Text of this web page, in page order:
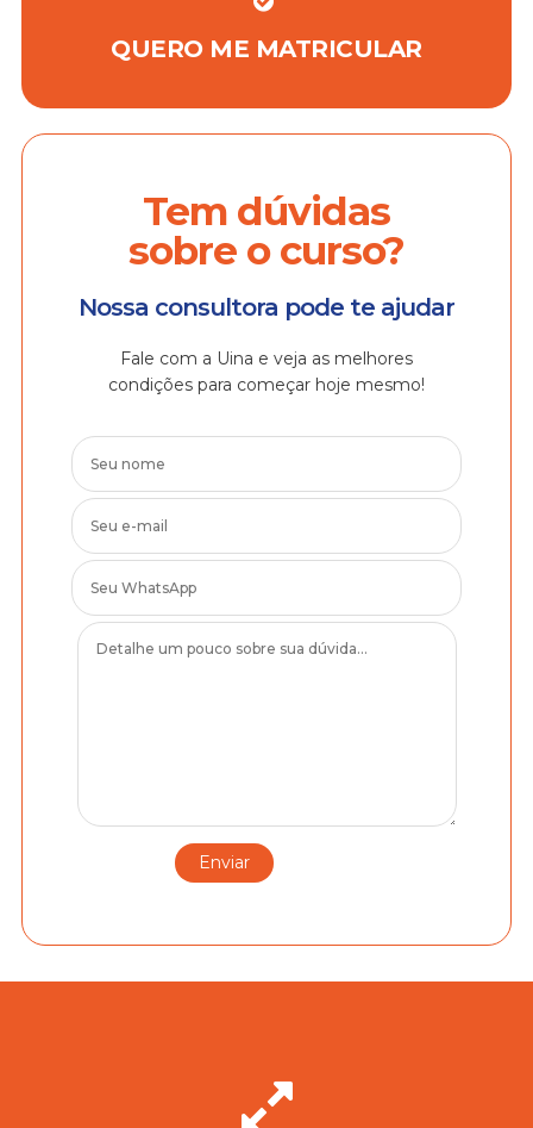
QUERO ME MATRICULAR
Tem dúvidas
sobre o curso?
Nossa consultora pode te ajudar
Fale com a Uina e veja as melhores
condições para começar hoje mesmo!